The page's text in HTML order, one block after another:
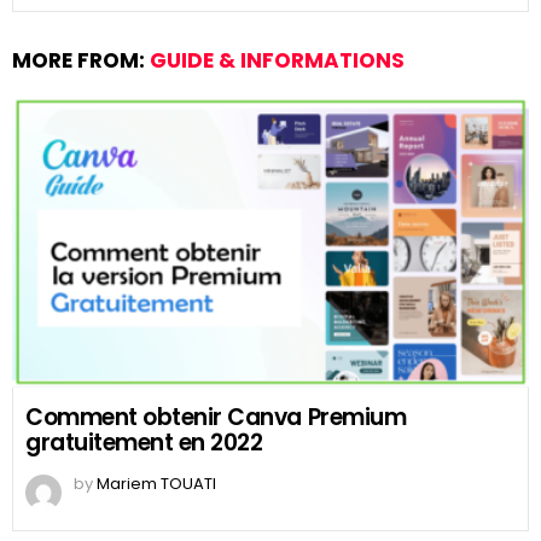
MORE FROM: GUIDE & INFORMATIONS
Comment obtenir Canva Premium
gratuitement en 2022
byMariem TOUATI